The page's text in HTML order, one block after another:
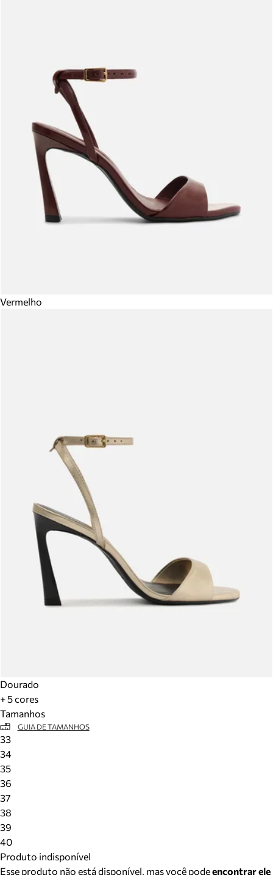
Vermelho
Dourado
+ 5 cores
Tamanhos
GUIA DE TAMANHOS
33
34
35
36
37
38
39
40
Produto indisponível
Esse produto não está disponível, mas você podeencontrar ele